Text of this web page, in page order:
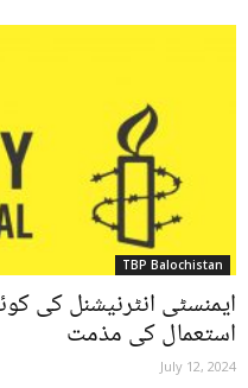
TBP Balochistan
ایمنسٹی انٹرنیشنل کی
استعمال کی مذمت
July 12, 2024